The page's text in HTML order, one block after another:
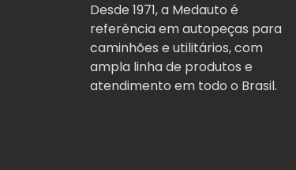
Desde 1971, a Medauto é
referência em autopeças para
caminhões e utilitários, com
ampla linha de produtos e
atendimento em todo o Brasil.